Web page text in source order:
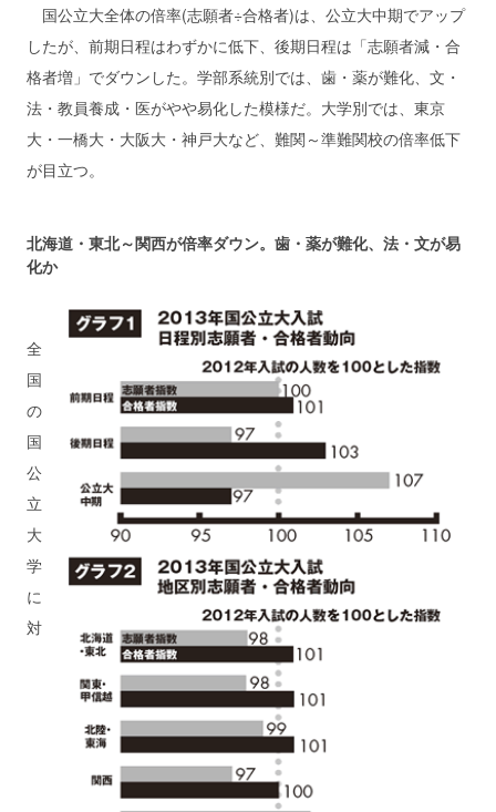
国公立大全体の倍率(志願者÷合格者)は、公立大中期でアップ
したが、前期日程はわずかに低下、後期日程は「志願者減・合
格者増」でダウンした。学部系統別では、歯・薬が難化、文・
法・教員養成・医がやや易化した模様だ。大学別では、東京
大・一橋大・大阪大・神戸大など、難関～準難関校の倍率低下
が目立つ。
北海道・東北～関西が倍率ダウン。歯・薬が難化、法・文が易
化か
全
国
の
国
公
立
大
学
に
対